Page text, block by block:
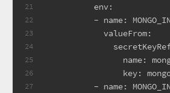
21
22
23
24
25
26
27
          env:
- name:
            valueFrom:
name:
key:
- name: